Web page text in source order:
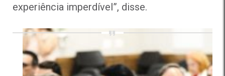
experiência imperdível”, disse.